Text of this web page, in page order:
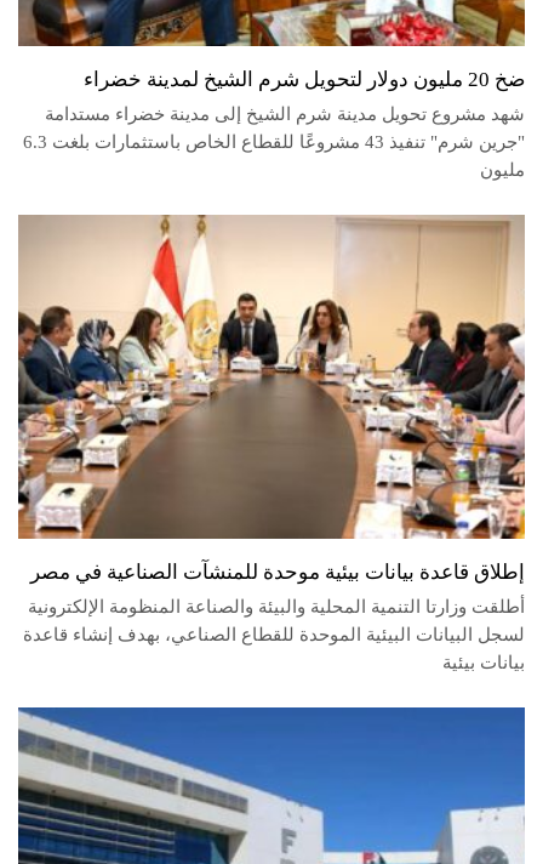
ضخ 20 مليون دولار لتحويل شرم الشيخ لمدينة خضراء
شهد مشروع تحويل مدينة شرم الشيخ إلى مدينة خضراء مستدامة
"جرين شرم" تنفيذ 43 مشروعًا للقطاع الخاص باستثمارات بلغت 6.3
مليون
إطلاق قاعدة بيانات بيئية موحدة للمنشآت الصناعية في مصر
أطلقت وزارتا التنمية المحلية والبيئة والصناعة المنظومة الإلكترونية
لسجل البيانات البيئية الموحدة للقطاع الصناعي، بهدف إنشاء قاعدة
بيانات بيئية